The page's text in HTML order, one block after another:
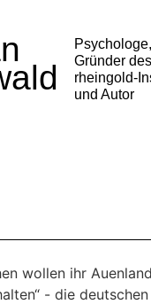
Psychologe,
Gründer des
rheingold-
und Autor